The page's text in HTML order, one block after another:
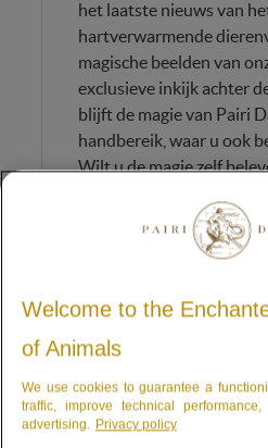
het laatste nieuws van
hartverwarmende
magische beelden van
exclusieve inkijk achter
blijft de magie van Pairi
handbereik, waar u ook
Wilt u de magie zelf
Welcome to the
of Animals
We use cookies to guarantee a
traffic, improve technical
advertising. Privacy policy